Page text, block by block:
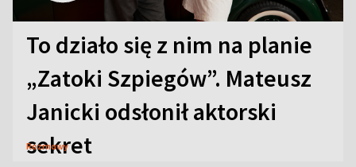
To działo się z nim na planie
„Zatoki Szpiegów”. Mateusz
Janicki odsłonił aktorski
sekret
Rozmowy